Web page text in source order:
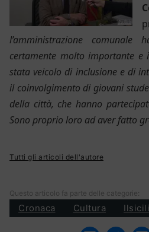
l’amministrazione comunale
certamente molto importante e
stata veicolo di inclusione e di
il coinvolgimento di giovani
della città, che hanno
Sono proprio loro ad aver fatto
Tutti gli articoli dell'autore
Questo articolo fa parte delle categorie:
Cronaca Cultura